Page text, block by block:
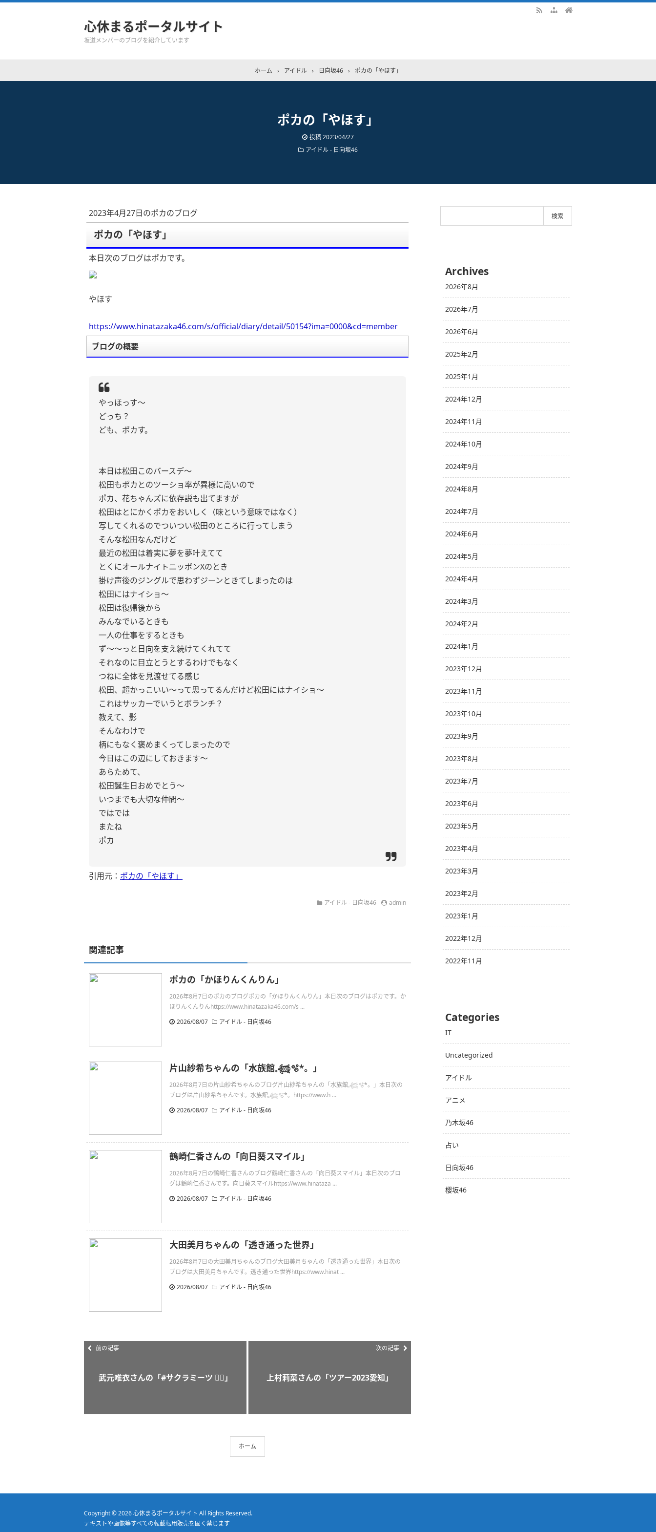
心休まるポータルサイト
坂道メンバーのブログを紹介しています
ホーム › アイドル › 日向坂46 › ポカの「やほす」
ポカの「やほす」
投稿2023/04/27
アイドル - 日向坂46
2023年4月27日のポカのブログ
ポカの「やほす」
本日次のブログはポカです。
やほす
https://www.hinatazaka46.com/s/official/diary/detail/50154?ima=0000&cd=member
ブログの概要
やっほっす〜
どっち？
ども、ポカす。
本日は松田このバースデ〜
松田もポカとのツーショ率が異様に高いので
ポカ、花ちゃんズに依存説も出てますが
松田はとにかくポカをおいしく（味という意味ではなく）
写してくれるのでついつい松田のところに行ってしまう
そんな松田なんだけど
最近の松田は着実に夢を夢叶えてて
とくにオールナイトニッポンXのとき
掛け声後のジングルで思わずジーンときてしまったのは
松田にはナイショ〜
松田は復帰後から
みんなでいるときも
一人の仕事をするときも
ず〜〜っと日向を支え続けてくれてて
それなのに目立とうとするわけでもなく
つねに全体を見渡せてる感じ
松田、超かっこいい〜って思ってるんだけど松田にはナイショ〜
これはサッカーでいうとボランチ？
教えて、影
そんなわけで
柄にもなく褒めまくってしまったので
今日はこの辺にしておきます〜
あらためて、
松田誕生日おめでとう〜
いつまでも大切な仲間〜
ではでは
またね
ポカ
引用元： ポカの「やほす」
アイドル - 日向坂46 admin
関連記事
ポカの「かほりんくんりん」
2026年8月7日のポカのブログポカの「かほりんくんりん」本日次のブログはポカです。か
ほりんくんりんhttps://www.hinatazaka46.com/s ...
2026/08/07
アイドル - 日向坂46
片山紗希ちゃんの「水族館𓈒𓆉🫧‪*。」
2026年8月7日の片山紗希ちゃんのブログ片山紗希ちゃんの「水族館𓈒𓆉🫧‪*。」本日次の
ブログは片山紗希ちゃんです。水族館𓈒𓆉🫧‪*。https://www.h ...
2026/08/07
アイドル - 日向坂46
鶴崎仁香さんの「向日葵スマイル」
2026年8月7日の鶴崎仁香さんのブログ鶴崎仁香さんの「向日葵スマイル」本日次のブロ
グは鶴崎仁香さんです。向日葵スマイルhttps://www.hinataza ...
2026/08/07
アイドル - 日向坂46
大田美月ちゃんの「透き通った世界」
2026年8月7日の大田美月ちゃんのブログ大田美月ちゃんの「透き通った世界」本日次の
ブログは大田美月ちゃんです。透き通った世界https://www.hinat ...
2026/08/07
アイドル - 日向坂46
前の記事
武元唯衣さんの「#サクラミーツ 🧟‍♀️」
次の記事
上村莉菜さんの「ツアー2023愛知」
ホーム
Archives
2026年8月
2026年7月
2026年6月
2025年2月
2025年1月
2024年12月
2024年11月
2024年10月
2024年9月
2024年8月
2024年7月
2024年6月
2024年5月
2024年4月
2024年3月
2024年2月
2024年1月
2023年12月
2023年11月
2023年10月
2023年9月
2023年8月
2023年7月
2023年6月
2023年5月
2023年4月
2023年3月
2023年2月
2023年1月
2022年12月
2022年11月
Categories
IT
Uncategorized
アイドル
アニメ
乃木坂46
占い
日向坂46
櫻坂46
Copyright © 2026心休まるポータルサイト All Rights Reserved.
テキストや画像等すべての転載転用販売を固く禁じます